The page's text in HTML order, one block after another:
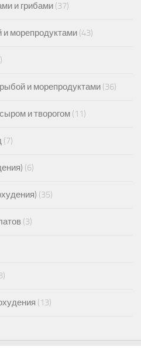
и грибами (37)
и морепродуктами (43)
и морепродуктами (36)
и творогом (11)
(7)
(6)
(35)
(3)
(13)